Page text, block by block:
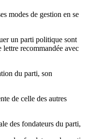
modes de gestion en se
un parti politique sont
lettre recommandée avec
du parti, son
de celle des autres
des fondateurs du parti,